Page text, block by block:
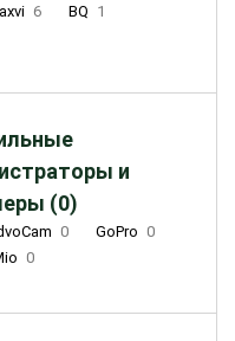
6 BQ 1
и
(0)
0 GoPro 0
0